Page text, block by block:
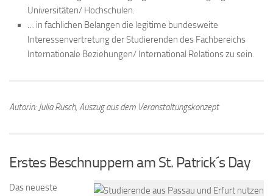
Universitäten/ Hochschulen.
… in fachlichen Belangen die legitime bundesweite
Interessenvertretung der Studierenden des Fachbereichs
Internationale Beziehungen/ International Relations zu sein.
Autorin: Julia Rusch, Auszug aus dem Veranstaltungskonzept
Erstes Beschnuppern am St. Patrick´s Day
Das neueste